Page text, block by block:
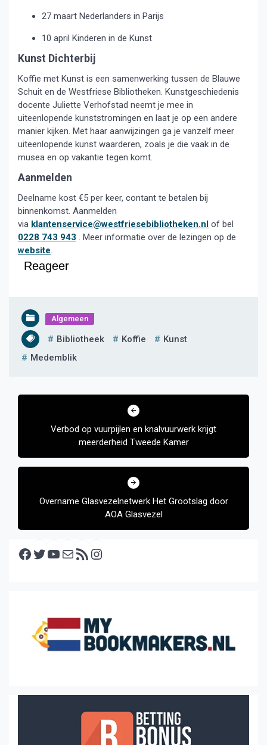
27 maart Nederlanders in Parijs
10 april Kinderen in de Kunst
Kunst Dichterbij
Koffie met Kunst is een samenwerking tussen de Blauwe
Schuit en de Westfriese Bibliotheken. Kunstgeschiedenis
docente Juliette Verhofstad neemt je mee in
uiteenlopende kunststromingen en laat je op een andere
manier kijken. Met haar aanwijzingen ga je vanzelf meer
uiteenlopende kunst waarderen, zoals je die vaak in de
musea en op vakantie tegen komt.
Aanmelden
Deelname kost €5 per keer, contant te betalen bij
binnenkomst. Aanmelden
via klantenservice@westfriesebibliotheken.nl of bel
0228 743 943 . Meer informatie over de lezingen op de
website.
Reageer
Algemeen
Bibliotheek Koffie
Kunst
Medemblik
Bericht
Verbod op vuurpijlen en knalvuurwerk krijgt
meerderheid Tweede Kamer
Overname Glasvezelnetwerk Het Grootslag door
AOA Glasvezel
Facebook Twitter YouTube E-mail RSS feed